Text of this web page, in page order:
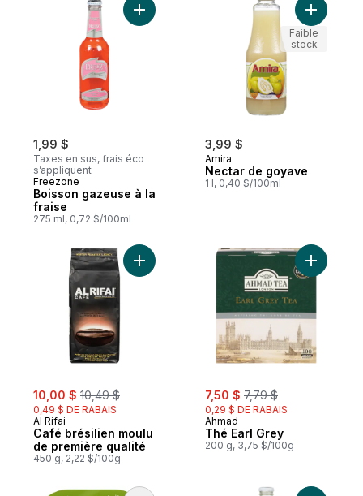
1,99 $
Taxes en sus, frais éco
s’appliquent
Freezone
Boisson gazeuse à la
fraise
275 ml, 0,72 $/100ml
Ajouter Boisson gazeuse à la fraise au
3,99 $
Amira
Nectar de goyave
1 l, 0,40 $/100ml
Ajouter
Faible
stock
sale:
10,00 $ , formerly:
10,49 $
0,49 $ DE RABAIS
Al Rifai
Café brésilien moulu
de première qualité
450 g, 2,22 $/100g
Ajouter Café brésilien moulu de première
sale:
7,50 $ , formerly:
7,79 $
0,29 $ DE RABAIS
Ahmad
Thé Earl Grey
200 g, 3,75 $/100g
Ajouter